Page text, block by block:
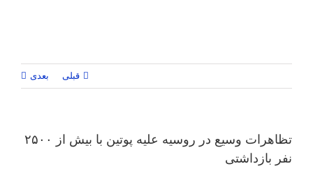
قبلی بعدی
تظاهرات وسیع در روسیه علیه پوتین با بیش از ۲۵۰۰
نفر بازداشتی